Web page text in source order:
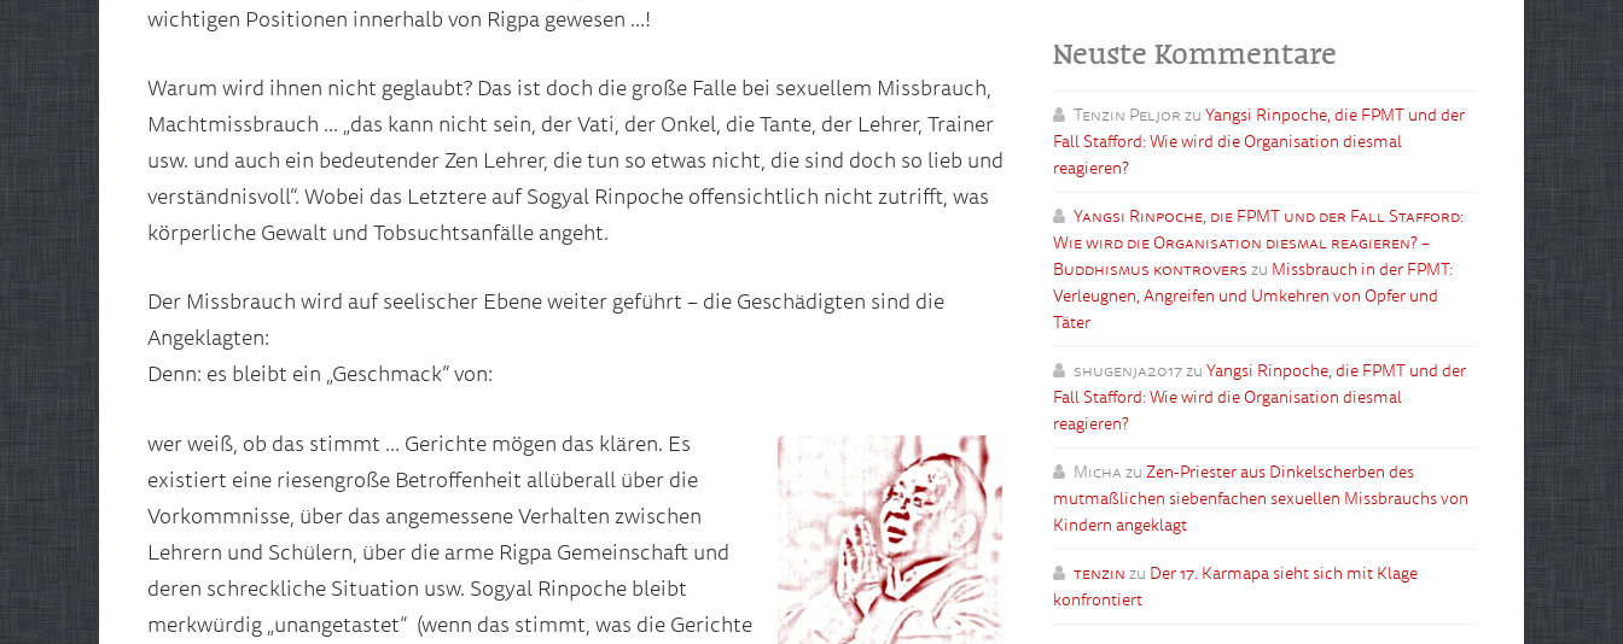
wichtigen Positionen innerhalb von Rigpa gewesen …!
Warum wird ihnen nicht geglaubt? Das ist doch die große Falle bei sexuellem Missbrauch,
Machtmissbrauch … „das kann nicht sein, der Vati, der Onkel, die Tante, der Lehrer, Trainer
usw. und auch ein bedeutender Zen Lehrer, die tun so etwas nicht, die sind doch so lieb und
verständnisvoll“. Wobei das Letztere auf Sogyal Rinpoche offensichtlich nicht zutrifft, was
körperliche Gewalt und Tobsuchtsanfälle angeht.
Der Missbrauch wird auf seelischer Ebene weiter geführt – die Geschädigten sind die
Angeklagten:
Denn: es bleibt ein „Geschmack“ von:
wer weiß, ob das stimmt … Gerichte mögen das klären. Es
existiert eine riesengroße Betroffenheit allüberall über die
Vorkommnisse, über das angemessene Verhalten zwischen
Lehrern und Schülern, über die arme Rigpa Gemeinschaft und
deren schreckliche Situation usw. Sogyal Rinpoche bleibt
merkwürdig „unangetastet“ (wenn das stimmt, was die Gerichte
Neuste Kommentare
Tenzin Peljor zu Yangsi Rinpoche, die FPMT und der
Fall Stafford: Wie wird die Organisation diesmal
reagieren?
Yangsi Rinpoche, die FPMT und der Fall Stafford:
Wie wird die Organisation diesmal reagieren? –
Buddhismus kontrovers zu Missbrauch in der FPMT:
Verleugnen, Angreifen und Umkehren von Opfer und
Täter
shugenja2017zu Yangsi Rinpoche, die FPMT und der
Fall Stafford: Wie wird die Organisation diesmal
reagieren?
Micha zu Zen-Priester aus Dinkelscherben des
mutmaßlichen siebenfachen sexuellen Missbrauchs von
Kindern angeklagt
tenzin zu Der 17. Karmapa sieht sich mit Klage
konfrontiert